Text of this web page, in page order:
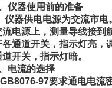
仪器使用前的准备
器供电电源为交流市电
流电源上，测量导线接到
各通道开关，指示灯亮，
道开关，指示灯暗。
电流的选择
97要求通电电流